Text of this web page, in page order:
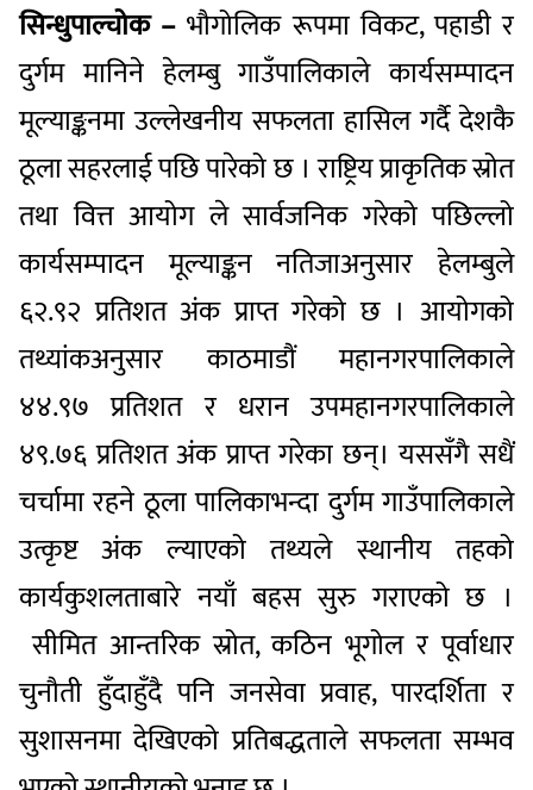
सिन्धुपाल्चोक – भौगोलिक रूपमा विकट, पहाडी र
दुर्गम मानिने हेलम्बु गाउँपालिकाले कार्यसम्पादन
मूल्याङ्कनमा उल्लेखनीय सफलता हासिल गर्दै देशकै
ठूला सहरलाई पछि पारेको छ । राष्ट्रिय प्राकृतिक स्रोत
तथा वित्त आयोग ले सार्वजनिक गरेको पछिल्लो
कार्यसम्पादन मूल्याङ्कन नतिजाअनुसार हेलम्बुले
६२.९२ प्रतिशत अंक प्राप्त गरेको छ । आयोगको
तथ्यांकअनुसार काठमाडौं महानगरपालिकाले
४४.९७ प्रतिशत र धरान उपमहानगरपालिकाले
४९.७६ प्रतिशत अंक प्राप्त गरेका छन्। यससँगै सधैं
चर्चामा रहने ठूला पालिकाभन्दा दुर्गम गाउँपालिकाले
उत्कृष्ट अंक ल्याएको तथ्यले स्थानीय तहको
कार्यकुशलताबारे नयाँ बहस सुरु गराएको छ ।
सीमित आन्तरिक स्रोत, कठिन भूगोल र पूर्वाधार
चुनौती हुँदाहुँदै पनि जनसेवा प्रवाह, पारदर्शिता र
सुशासनमा देखिएको प्रतिबद्धताले सफलता सम्भव